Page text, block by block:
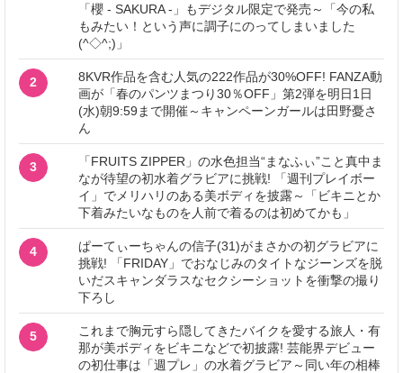
「櫻 - SAKURA -」もデジタル限定で発売～「今の私
もみたい！という声に調子にのってしまいました
(^◇^;)」
2
8KVR作品を含む人気の222作品が30%OFF! FANZA動
画が「春のパンツまつり30％OFF」第2弾を明日1日
(水)朝9:59まで開催～キャンペーンガールは田野憂さ
ん
3
「FRUITS ZIPPER」の水色担当“まなふぃ”こと真中ま
なが待望の初水着グラビアに挑戦! 「週刊プレイボー
イ」でメリハリのある美ボディを披露～「ビキニとか
下着みたいなものを人前で着るのは初めてかも」
4
ぱーてぃーちゃんの信子(31)がまさかの初グラビアに
挑戦! 「FRIDAY」でおなじみのタイトなジーンズを脱
いだスキャンダラスなセクシーショットを衝撃の撮り
下ろし
5
これまで胸元すら隠してきたバイクを愛する旅人・有
那が美ボディをビキニなどで初披露! 芸能界デビュー
の初仕事は「週プレ」の水着グラビア～同い年の相棒